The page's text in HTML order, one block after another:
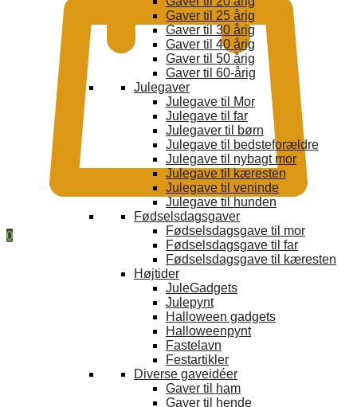
0
Gaver til 25 årig
Gaver til 30 årig
Gaver til 40 årig
Gaver til 50 årig
Gaver til 60-årig
Julegaver
Julegave til Mor
Julegave til far
Julegaver til børn
Julegave til bedsteforældre
Julegave til nybagt mor
Julegave til kæresten
Julegave til veninde
Julegave til hunden
Fødselsdagsgaver
Fødselsdagsgave til mor
Fødselsdagsgave til far
Fødselsdagsgave til kæresten
Højtider
JuleGadgets
Julepynt
Halloween gadgets
Halloweenpynt
Fastelavn
Festartikler
Diverse gaveidéer
Gaver til ham
Gaver til hende